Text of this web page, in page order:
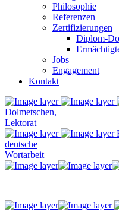
Philosophie
Referenzen
Zertifizierungen
Diplom-
Jobs
Engagement
Kontakt
Dolmetschen,
Lektorat
deutsche
Wortarbeit